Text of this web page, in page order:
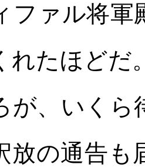
ファル将
れたほどだ
、いくら
放の通告も